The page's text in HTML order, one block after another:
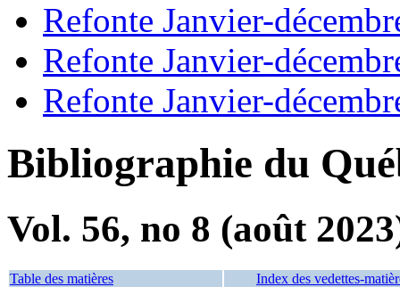
Refonte Janvier-
Refonte Janvier-
Refonte Janvier-
Bibliographie du
Vol. 56, no 8 (août
Table des matières Index des vedettes-